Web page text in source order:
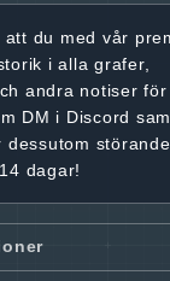
att du med vår
i alla grafer,
andra notiser
DM i Discord
dessutom
dagar!